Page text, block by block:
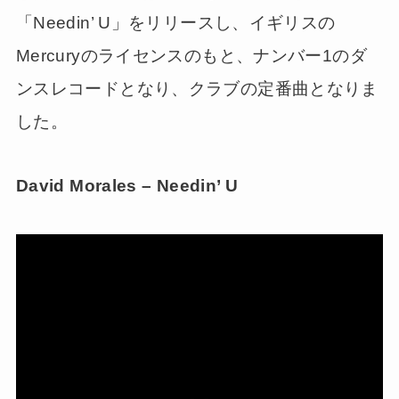
「Needin’ U」をリリースし、イギリスの
Mercuryのライセンスのもと、ナンバー1のダ
ンスレコードとなり、クラブの定番曲となりま
した。
David Morales – Needin’ U